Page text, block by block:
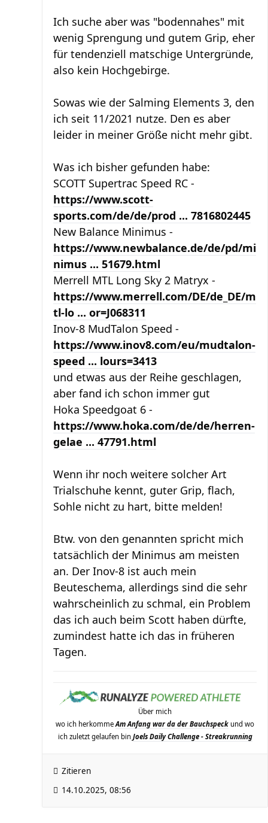
Ich suche aber was "bodennahes" mit
wenig Sprengung und gutem Grip, eher
für tendenziell matschige Untergründe,
also kein Hochgebirge.
Sowas wie der Salming Elements 3, den
ich seit 11/2021 nutze. Den es aber
leider in meiner Größe nicht mehr gibt.
Was ich bisher gefunden habe:
SCOTT Supertrac Speed RC -
https://www.scott-
sports.com/de/de/prod ... 7816802445
New Balance Minimus -
https://www.newbalance.de/de/pd/mi
nimus ... 51679.html
Merrell MTL Long Sky 2 Matryx -
https://www.merrell.com/DE/de_DE/m
tl-lo ... or=J068311
Inov-8 MudTalon Speed -
https://www.inov8.com/eu/mudtalon-
speed ... lours=3413
und etwas aus der Reihe geschlagen,
aber fand ich schon immer gut
Hoka Speedgoat 6 -
https://www.hoka.com/de/de/herren-
gelae ... 47791.html
Wenn ihr noch weitere solcher Art
Trialschuhe kennt, guter Grip, flach,
Sohle nicht zu hart, bitte melden!
Btw. von den genannten spricht mich
tatsächlich der Minimus am meisten
an. Der Inov-8 ist auch mein
Beuteschema, allerdings sind die sehr
wahrscheinlich zu schmal, ein Problem
das ich auch beim Scott haben dürfte,
zumindest hatte ich das in früheren
Tagen.
Über mich
wo ich herkommeAm Anfang war da der Bauchspeck und wo
ich zuletzt gelaufen bin Joels Daily Challenge - Streakrunning
Zitieren
14.10.2025, 08:56